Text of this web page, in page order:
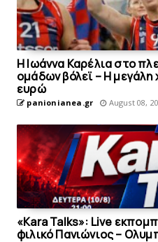
Η Ιωάννα Καρέλια στο
ομάδων βόλεϊ – H
ευρώ
panionianea.gr August 08,
«Kara Talks»: Live
φιλικό Πανιώνιος –